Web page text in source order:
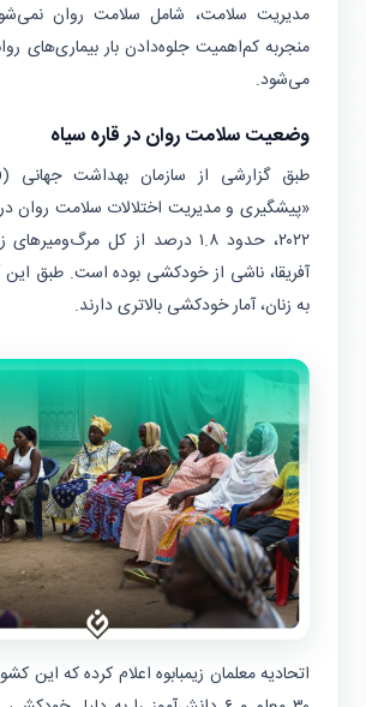
مدیریت سلامت، شامل سلامت روان
منجربه کم‌اهمیت جلوه‌دادن بار بیماری‌های
می‌شود.
وضعیت سلامت روان در قاره سیاه
«پیشگیری و مدیریت اختلالات سلامت روان در
۲۰۲۲، حدود ۱.۸ درصد از کل
آفریقا، ناشی از خودکشی بوده است. طبق
به زنان، آمار خودکشی بالاتری دارند.
اتحادیه معلمان زیمبابوه اعلام کرده که این